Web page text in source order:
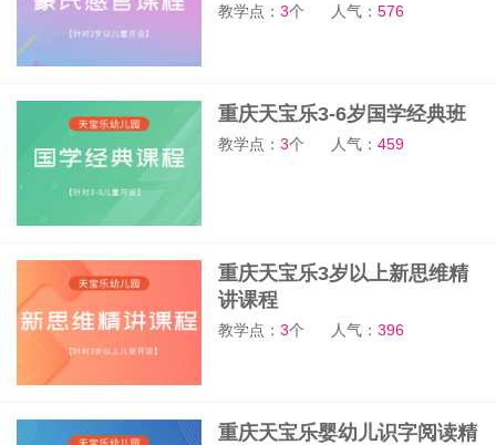
教学点：3个 人气：576
重庆天宝乐3-6岁国学经典班
教学点：3个 人气：459
重庆天宝乐3岁以上新思维精
讲课程
教学点：3个 人气：396
重庆天宝乐婴幼儿识字阅读精